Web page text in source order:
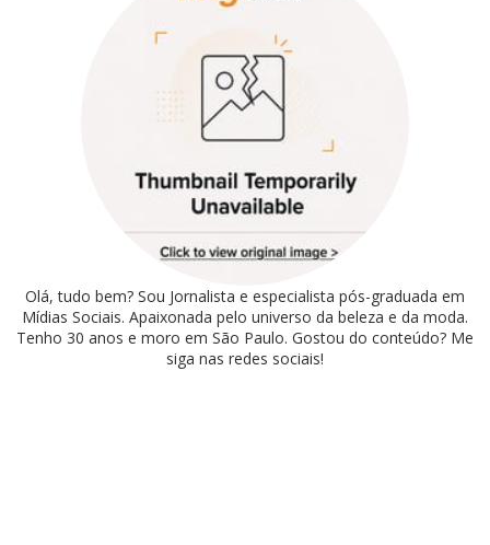
Olá, tudo bem? Sou Jornalista e especialista pós-graduada em
Mídias Sociais. Apaixonada pelo universo da beleza e da moda.
Tenho 30 anos e moro em São Paulo. Gostou do conteúdo? Me
siga nas redes sociais!